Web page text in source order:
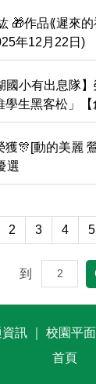
🎁作品⟪遲來
年12月22日)
國小有出息隊
生黑客松」【
獲🎊[動的美麗
選
2 3 4 5
到
訊 校園平
首頁